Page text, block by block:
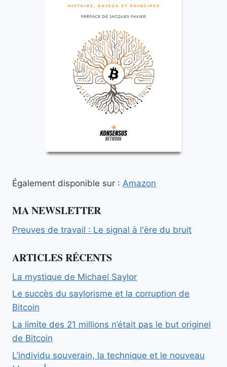
Également disponible sur : Amazon
MA NEWSLETTER
Preuves de travail : Le signal à l'ère du bruit
ARTICLES RÉCENTS
La mystique de Michael Saylor
Le succès du saylorisme et la corruption de
Bitcoin
La limite des 21 millions n’était pas le but originel
de Bitcoin
L’individu souverain, la technique et le nouveau